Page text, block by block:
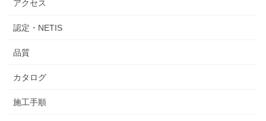
アクセス
認定・NETIS
品質
カタログ
施工手順